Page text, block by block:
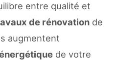
entre qualité et
de rénovation de
augmentent
de votre